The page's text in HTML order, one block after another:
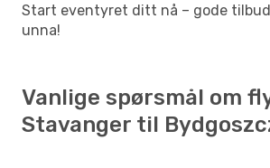
Start eventyret ditt nå – gode
unna!
Vanlige spørsmål om
Stavanger til